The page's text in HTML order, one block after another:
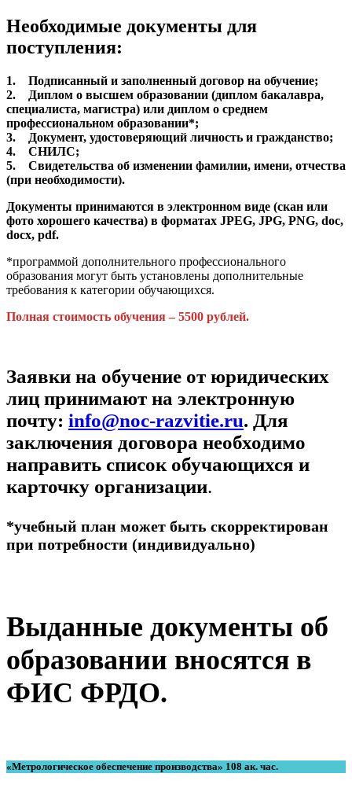
Необходимые документы для
поступления:
1. Подписанный и заполненный договор на обучение;
2. Диплом о высшем образовании (диплом бакалавра,
специалиста, магистра) или диплом о среднем
профессиональном образовании*;
3. Документ, удостоверяющий личность и гражданство;
4. СНИЛС;
5. Свидетельства об изменении фамилии, имени, отчества
(при необходимости).
Документы принимаются в электронном виде (скан или
фото хорошего качества) в форматах JPEG, JPG, PNG, doc,
docx, pdf.
*программой дополнительного профессионального
образования могут быть установлены дополнительные
требования к категории обучающихся.
Полная стоимость обучения – 5500 рублей.
Заявки на обучение от юридических
лиц принимают на электронную
почту: info@noc-razvitie.ru. Для
заключения договора необходимо
направить список обучающихся и
карточку организации.
*учебный план может быть скорректирован
при потребности (индивидуально)
Выданные документы об
образовании вносятся в
ФИС ФРДО.
«Метрологическое обеспечение производства» 108 ак. час.